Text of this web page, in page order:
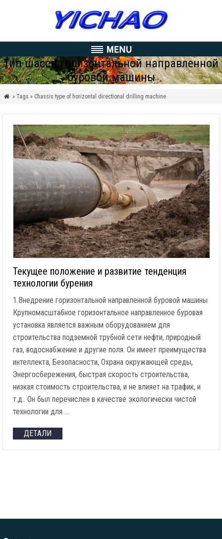
Тип шасси горизонтальной направленной
буровой машины
 » Tags » Chassis type of horizontal directional drilling machine
Текущее положение и развитие тенденция
технологии бурения
1.Внедрение горизонтальной направленной буровой машины
Крупномасштабное горизонтальное направленное буровая
установка является важным оборудованием для
строительства подземной трубной сети нефти, природный
газ, водоснабжение и другие поля. Он имеет преимущества
интеллекта, Безопасности, Охрана окружающей среды,
Энергосбережения, быстрая скорость строительства,
низкая стоимость строительства, и не влияет на трафик, и
т.д.. Он был перечислен в качестве экологически чистой
технологии для …
ДЕТАЛИ